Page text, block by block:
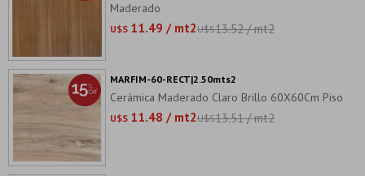
Maderado
U$S 11.49 / mt2U$S13.52 / mt2
Cerámica Maderado Claro Brillo 60X60Cm Piso
U$S 11.48 / mt2U$S13.51 / mt2
MARFIM-60-RECT|2.50mts2